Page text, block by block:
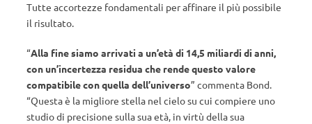
Tutte accortezze fondamentali per affinare il più possibile
il risultato.
“Alla fine siamo arrivati a un’età di 14,5 miliardi di anni,
con un’incertezza residua che rende questo valore
compatibile con quella dell’universo” commenta Bond.
“Questa è la migliore stella nel cielo su cui compiere uno
studio di precisione sulla sua età, in virtù della sua